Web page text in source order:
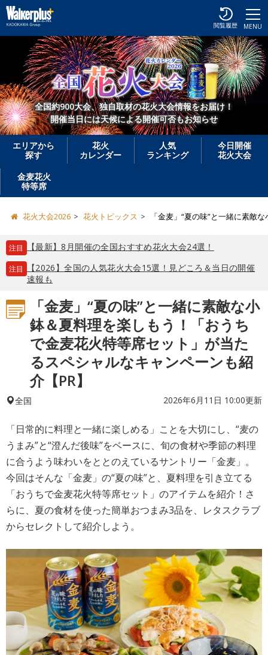
MENU
閲覧履歴
全国約900大会、独自取材の花火大会情報をお届け！
開催当日には天候による開催可否もお知らせ
エリアから
探す
花火
カレンダー
人気
ランキング
今日開催
花火大会
金麦花火
特等席
花火大会2026 花火トピックス 「金麦」“夏の味”と一緒に素敵
注目 【最新】8月開催の全国おすすめ花火大会24選！
注目
【2026】全国の人気花火大会15選！見どころ＆当日の開催
速報も
「金麦」“夏の味”と一緒に素敵な小
鉢＆夏料理を楽しもう！「おうち
で金麦花火特等席セット」が当た
るスペシャルなキャンペーンも紹
介【PR】
全国 2026年6月11日 10:00更新
「日常的に料理と一緒に楽しめる」ことを大切にし、“麦の
うまみ”と“澄んだ後味”をベースに、旬の食材や季節の料理
に合うよう味わいをととのえているサントリー「金麦」。
今回はそんな「金麦」の“夏の味”と、夏料理を引き立てる
「おうちで金麦花火特等席セット」のアイテムを紹介！さ
らに、夏の食材を使った簡単おつまみ3品を、レタスクラブ
からセレクトして紹介しよう。